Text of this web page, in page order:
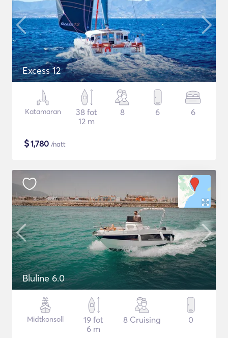
Excess 12
Katamaran
38 fot
12 m
8 6 6
$1,780 /natt
Bluline 6.0
Midtkonsoll
19 fot
6 m
8 Cruising 0